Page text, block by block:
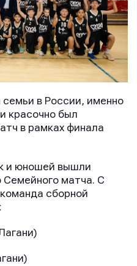
в России, именно
красочно был
в рамках финала
и юношей вышли
Семейного матча. С
сборной